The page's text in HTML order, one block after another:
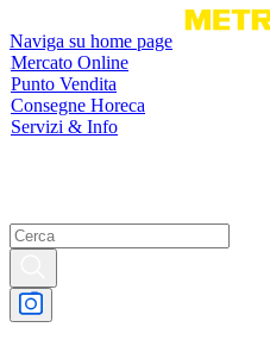
Naviga su home page
Mercato Online
Punto Vendita
Consegne Horeca
Servizi & Info